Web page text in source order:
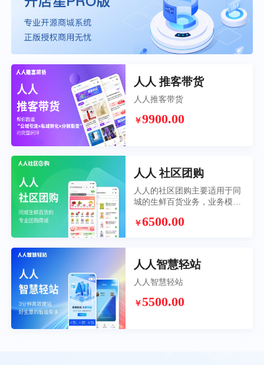
人人 推客带货
人人推客带货
￥9900.00
人人 社区团购
人人的社区团购主要适用于同
城的生鲜百货业务，业务模式
配上独有的拣货备货功能，帮
￥6500.00
人人智慧轻站
人人智慧轻站
￥5500.00